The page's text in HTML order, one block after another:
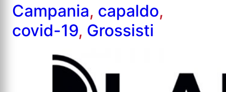
Campania, capaldo,
covid-19, Grossisti